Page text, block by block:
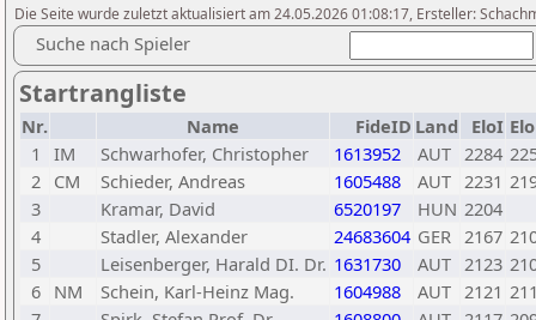
Die Seite wurde zuletzt aktualisiert am 24.05.2026 01:08:17, Ersteller:
Suche nach Spieler
Startrangliste
Nr. Name FideID Land EloI
1
IM Schwarhofer, Christopher 1613952 AUT 2284
2
CM Schieder, Andreas 1605488 AUT 2231
3
Kramar, David 6520197 HUN 2204
4
Stadler, Alexander 24683604 GER 2167
5
Leisenberger, Harald DI. Dr. 1631730 AUT 2123
6
NM Schein, Karl-Heinz Mag. 1604988 AUT 2121